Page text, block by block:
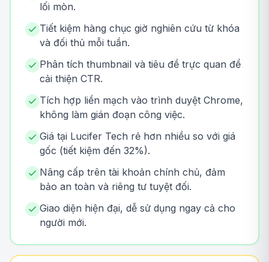
lối mòn.
Tiết kiệm hàng chục giờ nghiên cứu từ khóa
và đối thủ mỗi tuần.
Phân tích thumbnail và tiêu đề trực quan để
cải thiện CTR.
Tích hợp liền mạch vào trình duyệt Chrome,
không làm gián đoạn công việc.
Giá tại Lucifer Tech rẻ hơn nhiều so với giá
gốc (tiết kiệm đến 32%).
Nâng cấp trên tài khoản chính chủ, đảm
bảo an toàn và riêng tư tuyệt đối.
Giao diện hiện đại, dễ sử dụng ngay cả cho
người mới.